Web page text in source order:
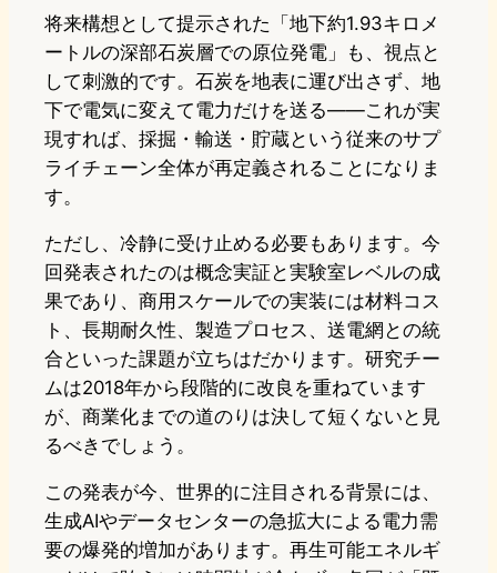
将来構想として提示された「地下約1.93キロメ
ートルの深部石炭層での原位発電」も、視点と
して刺激的です。石炭を地表に運び出さず、地
下で電気に変えて電力だけを送る——これが実
現すれば、採掘・輸送・貯蔵という従来のサプ
ライチェーン全体が再定義されることになりま
す。
ただし、冷静に受け止める必要もあります。今
回発表されたのは概念実証と実験室レベルの成
果であり、商用スケールでの実装には材料コス
ト、長期耐久性、製造プロセス、送電網との統
合といった課題が立ちはだかります。研究チー
ムは2018年から段階的に改良を重ねています
が、商業化までの道のりは決して短くないと見
るべきでしょう。
この発表が今、世界的に注目される背景には、
生成AIやデータセンターの急拡大による電力需
要の爆発的増加があります。再生可能エネルギ